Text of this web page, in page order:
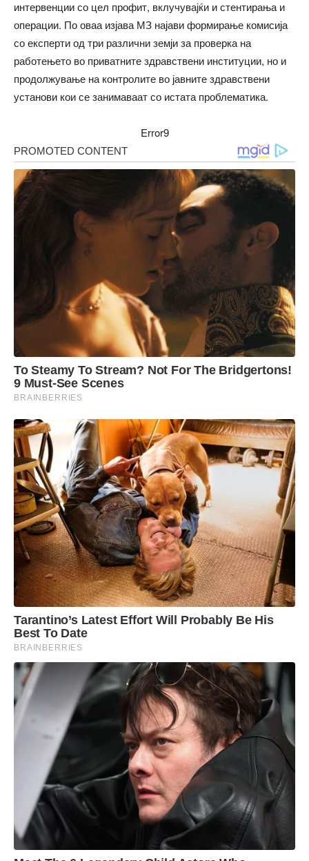
интервенции со цел профит, вклучувајќи и стентирања и
операции. По оваа изјава МЗ најави формирање комисија
со експерти од три различни земји за проверка на
работењето во приватните здравствени институции, но и
продолжување на контролите во јавните здравствени
установи кои се занимаваат со истата проблематика.
Error9